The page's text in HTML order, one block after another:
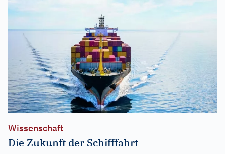
Wissenschaft
Die Zukunft der Schifffahrt